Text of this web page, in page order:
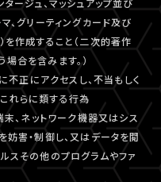
ージュ、マッシュアップ並び
、グリーティングカード及び
を作成すること（二次的著作
合を含みます。）
正にアクセスし、不当もしく
れらに類する行為
、ネットワーク機器又はシス
妨害・制御し、又はデータを閲
スその他のプログラムやファ